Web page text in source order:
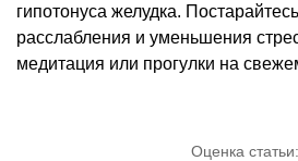
гипотонуса желудка.
расслабления и уменьшения
медитация или прогулки на
Оценка статьи: